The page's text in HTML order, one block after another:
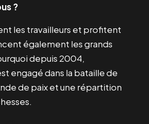
?
les travailleurs et profitent
également les grands
depuis 2004,
engagé dans la bataille de
de paix et une répartition